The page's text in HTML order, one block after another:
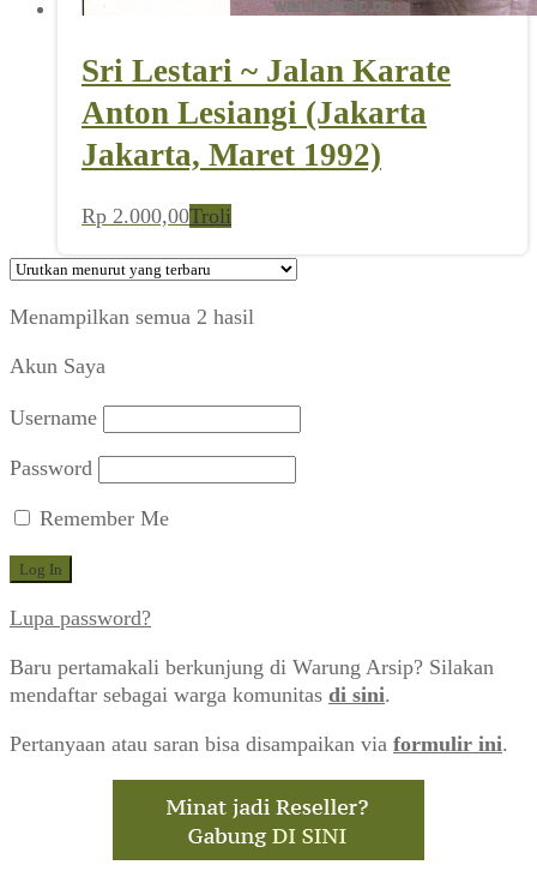
Sri Lestari ~ Jalan Karate
Anton Lesiangi (Jakarta
Jakarta, Maret 1992)
Rp 2.000,00Troli
Menampilkan semua 2 hasil
Akun Saya
Username
Password
Remember Me
Lupa password?
Baru pertamakali berkunjung di Warung Arsip? Silakan
mendaftar sebagai warga komunitas di sini.
Pertanyaan atau saran bisa disampaikan via formulir ini.